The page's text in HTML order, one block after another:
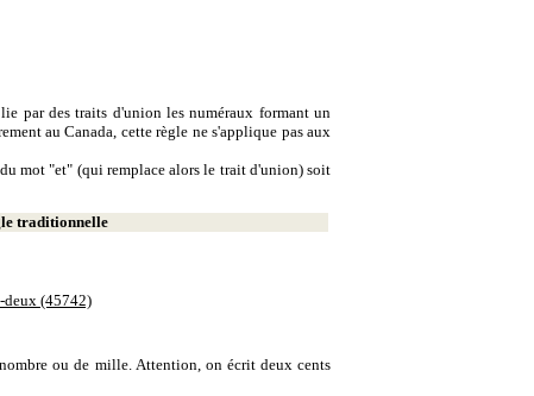
par des traits d'union les numéraux formant un
au Canada, cette règle ne s'applique pas aux
mot "et" (qui remplace alors le trait d'union) soit
traditionnelle
deux (45742)
ou de mille. Attention, on écrit deux cents